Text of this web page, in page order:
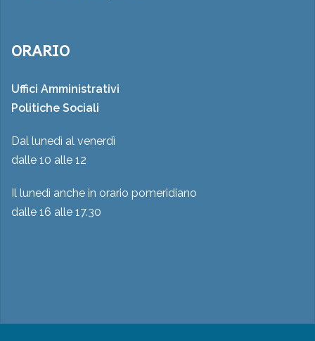
ORARIO
Uffici Amministrativi
Politiche Sociali
Dal lunedì al venerdì
dalle 10 alle 12
Il lunedì anche in orario pomeridiano
dalle 16 alle 17.30